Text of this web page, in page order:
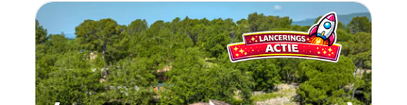
onze comfortabele stacaravans met schaduwrijk
terras. Geniet van vrolijke animatie 🎉, schuimparty's
en ontmoetingen met onze mascottes. Verken de
omgeving: de haven van Fréjus, Saint-Raphaël, de
stranden van Saint-Aygulf en het Massif de l'Estérel